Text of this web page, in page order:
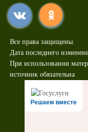
Все права защищены.
Дата последнего
При использовании
источник обязательна
Решаем вместе